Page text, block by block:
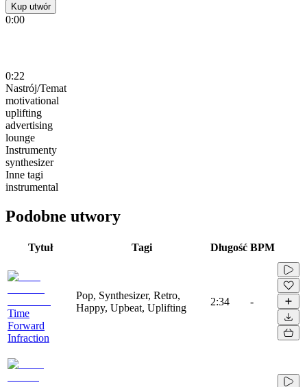
Kup utwór
0:00
0:22
Nastrój/Temat
motivational
uplifting
advertising
lounge
Instrumenty
synthesizer
Inne tagi
instrumental
Podobne utwory
Tytuł Tagi Długość BPM
Time
Forward
Infraction
Pop, Synthesizer, Retro,
Happy, Upbeat, Uplifting
2:34 -